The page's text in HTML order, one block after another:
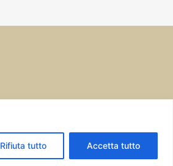
Rifiuta tutto Accetta tutto